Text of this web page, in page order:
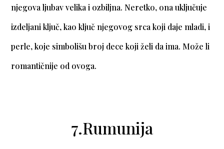
njegova ljubav velika i ozbiljna. Neretko, ona uključuje
izdeljani ključ, kao ključ njegovog srca koji daje mladi, i
perle, koje simbolišu broj dece koji želi da ima. Može li
romantičnije od ovoga.
7.Rumunija